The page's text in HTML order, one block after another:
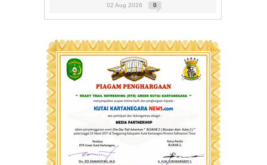
02 Aug 2026 0